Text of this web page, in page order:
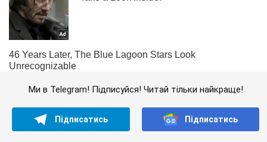
Ми в Telegram! Підписуйся! Читай тільки найкраще!
Підписатись Підписатись